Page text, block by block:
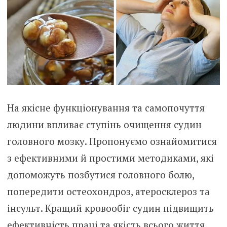
На якісне функціонування та самопочуття
людини впливає ступінь очищення судин
головного мозку. Пропонуємо ознайомитися
з ефективними й простими методиками, які
допоможуть позбутися головного болю,
попередити остеохондроз, атеросклероз та
інсульт. Кращий кровообіг судин підвищить